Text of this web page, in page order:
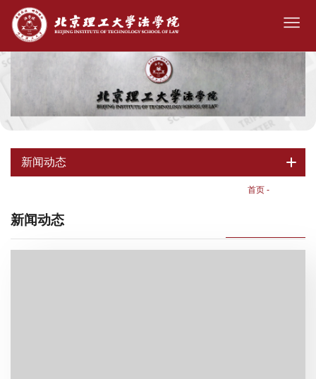
新闻动态
首页 -
新闻动态